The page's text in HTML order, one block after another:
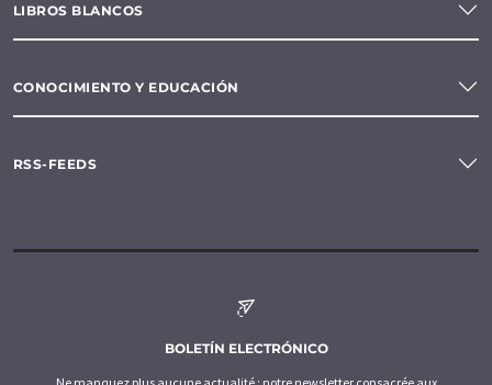
LIBROS BLANCOS
CONOCIMIENTO Y EDUCACIÓN
RSS-FEEDS
BOLETÍN ELECTRÓNICO